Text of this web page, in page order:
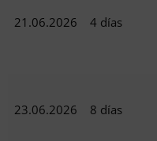
21.06.2026 4 días
23.06.2026 8 días